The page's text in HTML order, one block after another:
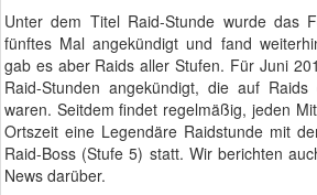
Unter dem Titel Raid-Stunde wurde das
fünftes Mal angekündigt und fand
gab es aber Raids aller Stufen. Für Juni
Raid-Stunden angekündigt, die auf
waren. Seitdem findet regelmäßig, jeden
Ortszeit eine Legendäre Raidstunde mit
Raid-Boss (Stufe 5) statt. Wir berichten
News darüber.